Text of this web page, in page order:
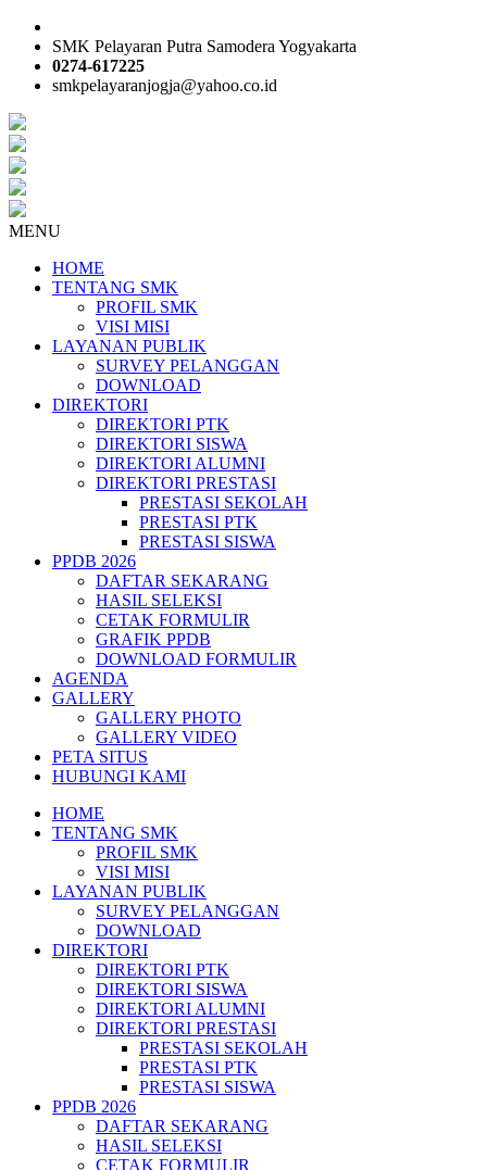
SMK Pelayaran Putra Samodera Yogyakarta
0274-617225
smkpelayaranjogja@yahoo.co.id
MENU
HOME
TENTANG SMK
PROFIL SMK
VISI MISI
LAYANAN PUBLIK
SURVEY PELANGGAN
DOWNLOAD
DIREKTORI
DIREKTORI PTK
DIREKTORI SISWA
DIREKTORI ALUMNI
DIREKTORI PRESTASI
PRESTASI SEKOLAH
PRESTASI PTK
PRESTASI SISWA
PPDB 2026
DAFTAR SEKARANG
HASIL SELEKSI
CETAK FORMULIR
GRAFIK PPDB
DOWNLOAD FORMULIR
AGENDA
GALLERY
GALLERY PHOTO
GALLERY VIDEO
PETA SITUS
HUBUNGI KAMI
HOME
TENTANG SMK
PROFIL SMK
VISI MISI
LAYANAN PUBLIK
SURVEY PELANGGAN
DOWNLOAD
DIREKTORI
DIREKTORI PTK
DIREKTORI SISWA
DIREKTORI ALUMNI
DIREKTORI PRESTASI
PRESTASI SEKOLAH
PRESTASI PTK
PRESTASI SISWA
PPDB 2026
DAFTAR SEKARANG
HASIL SELEKSI
CETAK FORMULIR